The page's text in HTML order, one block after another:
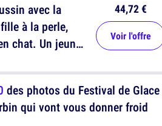
avec la
à la perle,
chat. Un jeune
44,72 €
Voir l'offre
des photos du Festival de Glace
qui vont vous donner froid